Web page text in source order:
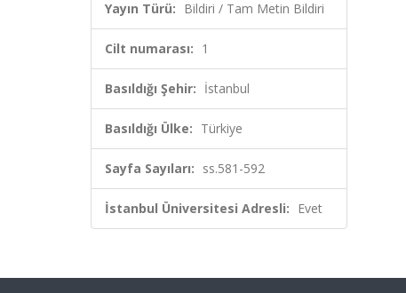
Yayın Türü: Bildiri / Tam Metin Bildiri
Cilt numarası: 1
Basıldığı Şehir: İstanbul
Basıldığı Ülke: Türkiye
Sayfa Sayıları: ss.581-592
İstanbul Üniversitesi Adresli: Evet